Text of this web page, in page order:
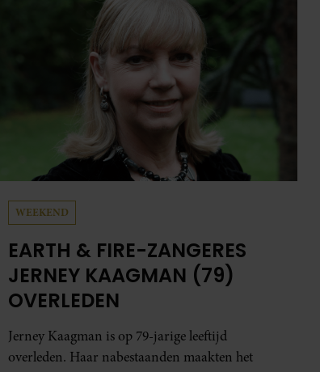
WEEKEND
EARTH & FIRE-ZANGERES
JERNEY KAAGMAN (79)
OVERLEDEN
Jerney Kaagman is op 79-jarige leeftijd
overleden. Haar nabestaanden maakten het